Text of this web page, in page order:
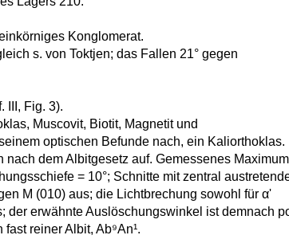
Konglomerat.
s. von Toktjen; das Fallen 21° gegen
III, Fig. 3).
Muscovit, Biotit, Magnetit und
optischen Befunde nach, ein Kaliorthoklas.
dem Albitgesetz auf. Gemessenes Maximum
= 10°; Schnitte mit zentral
M (010) aus; die Lichtbrechung sowohl für α'
der erwähnte Auslöschungswinkel ist demnach
reiner Albit, Ab⁹An¹.